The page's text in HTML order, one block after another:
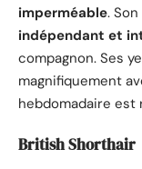
imperméable.
indépendant et
compagnon. Ses
magnifiquement
hebdomadaire est
British Shorthair